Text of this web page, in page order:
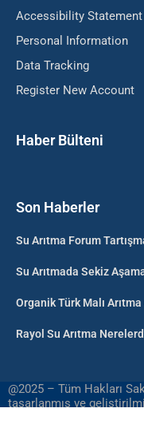
Accessibility Statement
Personal Information
Data Tracking
Register New Account
Haber Bülteni
Son Haberler
Su Arıtma Forum
Su Arıtmada Sekiz
Organik Türk Malı Arıtma
Rayol Su Arıtma
@2025 – Tüm Hakları
tasarlanmış ve